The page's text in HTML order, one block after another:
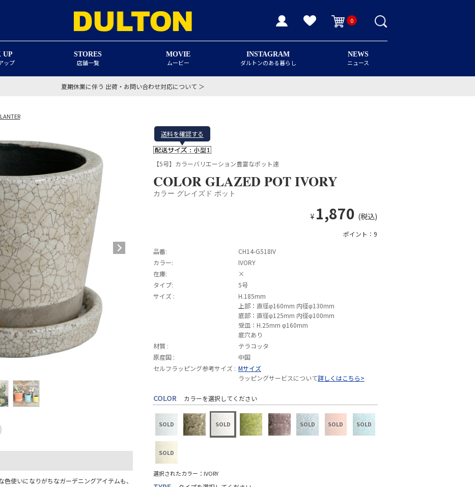
0
UP
ップ
STORES
店舗一覧
MOVIE
ムービー
INSTAGRAM
ダルトンのある暮らし
NEWS
ニュース
夏期休業に伴う 出荷・お問い合わせ対応について ＞
使いになりがちなガーデニングアイテムも、
送料を確認する
【5号】カラーバリエーション豊富なポット達
COLOR GLAZED POT IVORY
カラー グレイズド ポット
¥ 1,870 (税込)
ポイント：9
品番:
CH14-G518IV
カラー:
IVORY
在庫:
×
タイプ:
5号
サイズ :
H.185mm
上部：直径φ160mm 内径φ130mm
底部：直径φ125mm 内径φ100mm
受皿：H.25mm φ160mm
底穴あり
材質 :
テラコッタ
原産国 :
中国
セルフラッピング参考サイズ : Mサイズ
ラッピングサービスについて詳しくはこちら>
COLOR カラーを選択してください
選択されたカラー：IVORY